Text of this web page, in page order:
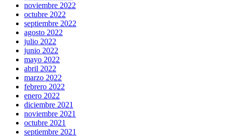
noviembre 2022
octubre 2022
septiembre 2022
agosto 2022
julio 2022
junio 2022
mayo 2022
abril 2022
marzo 2022
febrero 2022
enero 2022
diciembre 2021
noviembre 2021
octubre 2021
septiembre 2021